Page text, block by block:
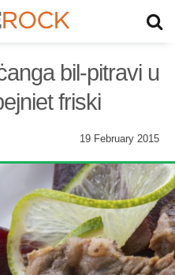
bil-pitravi u
friski
19 February 2015